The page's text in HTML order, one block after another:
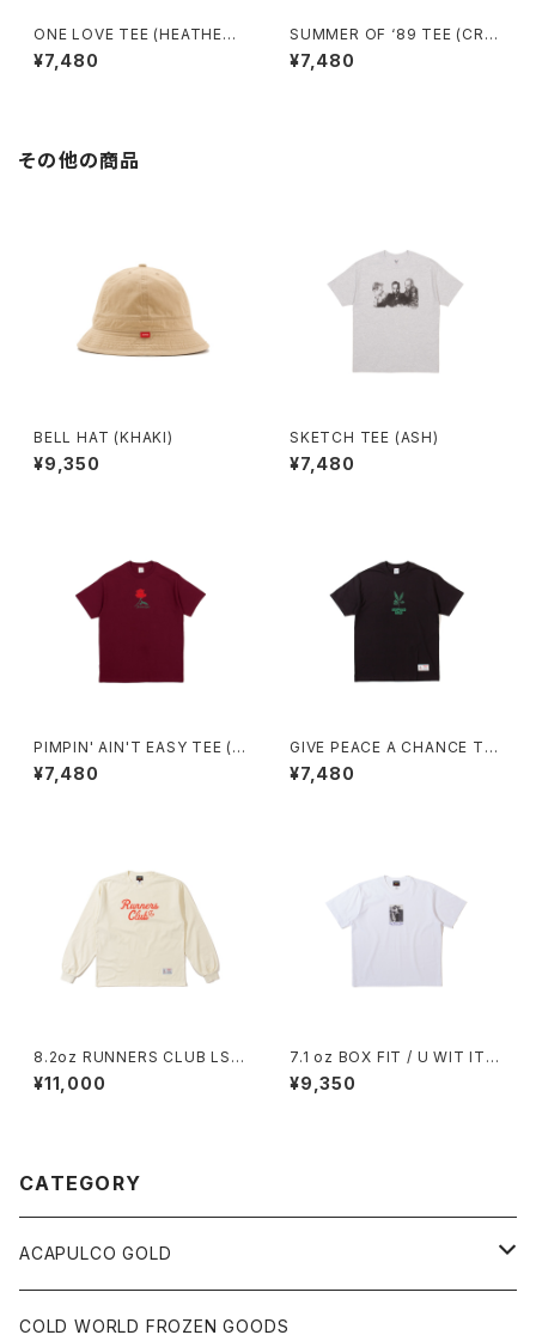
ONE LOVE TEE (HEATHER
GREY)
¥7,480
SUMMER OF ‘89 TEE (CRE
AM)
¥7,480
その他の商品
BELL HAT (KHAKI)
¥9,350
SKETCH TEE (ASH)
¥7,480
PIMPIN' AIN'T EASY TEE (B
URGUNDY)
¥7,480
GIVE PEACE A CHANCE TE
E (BLACK)
¥7,480
8.2oz RUNNERS CLUB LS
TEE / RELAXED FIT (CREA
M)
¥11,000
7.1 oz BOX FIT / U WIT IT?
TEE (WHITE)
¥9,350
CATEGORY
ACAPULCO GOLD
S/S TEE
COLD WORLD FROZEN GOODS